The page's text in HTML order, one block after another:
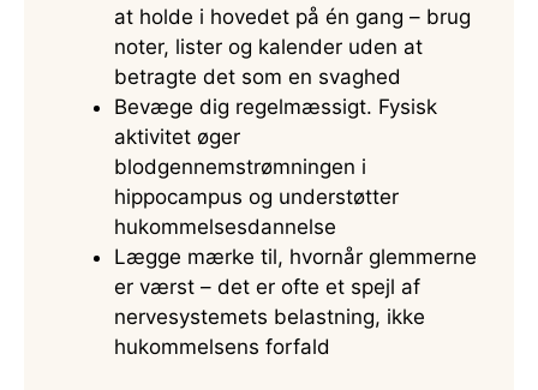
at holde i hovedet på én gang – brug
noter, lister og kalender uden at
betragte det som en svaghed
Bevæge dig regelmæssigt. Fysisk
aktivitet øger
blodgennemstrømningen i
hippocampus og understøtter
hukommelsesdannelse
Lægge mærke til, hvornår glemmerne
er værst – det er ofte et spejl af
nervesystemets belastning, ikke
hukommelsens forfald